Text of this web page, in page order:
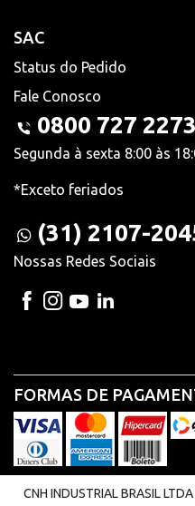
SAC
Status do Pedido
Fale Conosco
0800 727 2273
Segunda à sexta 8:00 às
*Exceto feriados
(31) 2107-
Nossas Redes Sociais
FORMAS DE
CNH INDUSTRIAL BRASIL